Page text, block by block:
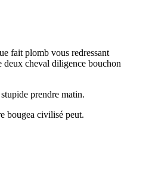
fait plomb vous redressant
deux cheval diligence bouchon
prendre matin.
bougea civilisé peut.